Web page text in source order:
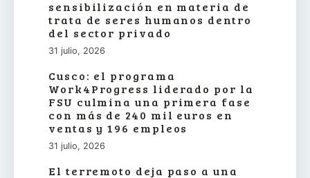
sensibilización en materia de
trata de seres humanos dentro
del sector privado
31 julio, 2026
Cusco: el programa
Work4Progress liderado por la
FSU culmina una primera fase
con más de 240 mil euros en
ventas y 196 empleos
31 julio, 2026
El terremoto deja paso a una